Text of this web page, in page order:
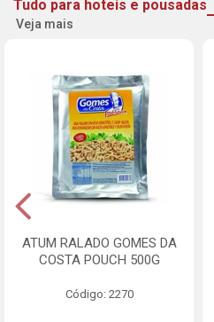
Tudo para hoteis e pousadas
Veja mais
ATUM RALADO GOMES DA
COSTA POUCH 500G
Código: 2270